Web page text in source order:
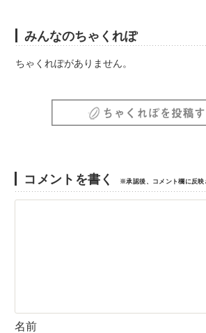
みんなのちゃくれぽ
ちゃくれぽがありません。
コメントを書く ※承認後、コメント欄に反映
名前